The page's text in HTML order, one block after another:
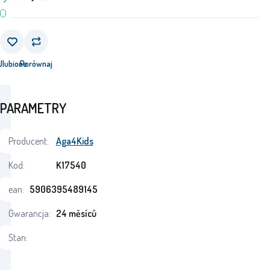
Porównaj
PARAMETRY
Producent:
Aga4Kids
Kod:
K17540
ean: 5906395489145
Gwarancja: 24 měsíců
Stan: